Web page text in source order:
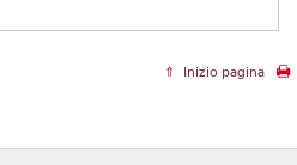
Inizio pagina